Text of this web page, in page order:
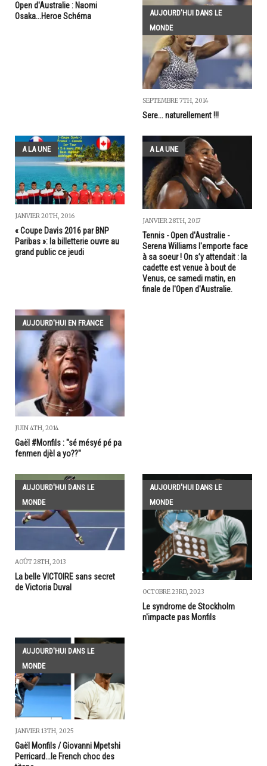
Open d'Australie : Naomi
Osaka...Heroe Schéma
AUJOURD'HUI DANS LE
MONDE
SEPTEMBRE 7TH, 2014
Sere... naturellement !!!
A LA UNE
JANVIER 20TH, 2016
« Coupe Davis 2016 par BNP
Paribas »: la billetterie ouvre au
grand public ce jeudi
A LA UNE
JANVIER 28TH, 2017
Tennis - Open d'Australie -
Serena Williams l'emporte face
à sa soeur ! On s’y attendait : la
cadette est venue à bout de
Venus, ce samedi matin, en
finale de l'Open d'Australie.
AUJOURD'HUI EN FRANCE
JUIN 4TH, 2014
Gaël #Monfils : "sé mésyé pé pa
fenmen djèl a yo??"
AUJOURD'HUI DANS LE
MONDE
AOÛT 28TH, 2013
La belle VICTOIRE sans secret
de Victoria Duval
AUJOURD'HUI DANS LE
MONDE
OCTOBRE 23RD, 2023
Le syndrome de Stockholm
n'impacte pas Monfils
AUJOURD'HUI DANS LE
MONDE
JANVIER 13TH, 2025
Gaël Monfils / Giovanni Mpetshi
Perricard...le French choc des